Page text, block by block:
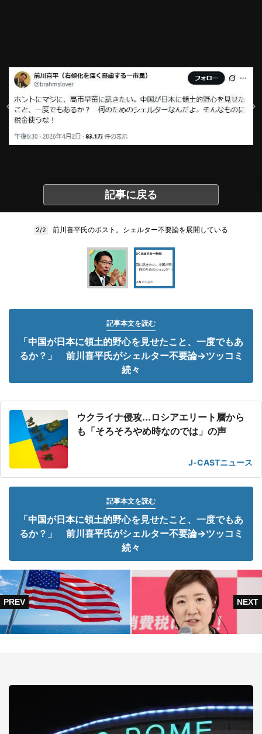
記事に戻る
2/2 前川喜平氏のポスト。シェルター不要論を展開している
記事本文を読む
「中国が日本に領土的野心を見せたこと、一度でもあ
るか？」 前川喜平氏がシェルター不要論→ツッコミ
続々
ウクライナ侵攻...ロシアエリート層から
も「そろそろやめ時なのでは」の声
J-CASTニュース
記事本文を読む
「中国が日本に領土的野心を見せたこと、一度でもあ
るか？」 前川喜平氏がシェルター不要論→ツッコミ
続々